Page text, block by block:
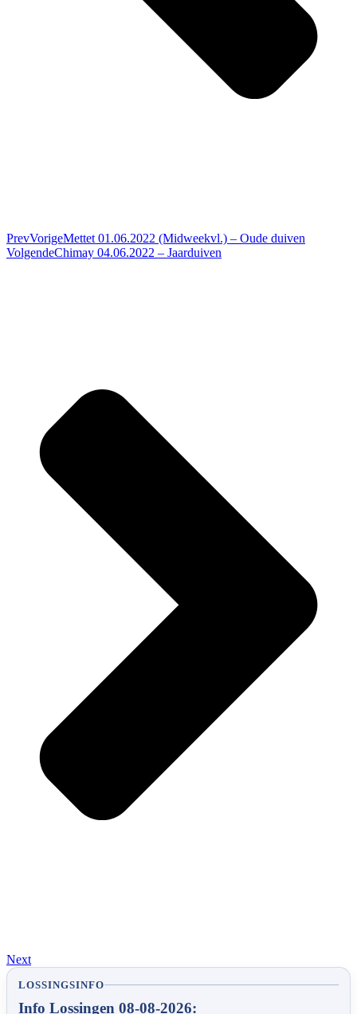
PrevVorigeMettet 01.06.2022 (Midweekvl.) – Oude duiven
VolgendeChimay 04.06.2022 – Jaarduiven
Next
LOSSINGSINFO
Info Lossingen 08-08-2026: